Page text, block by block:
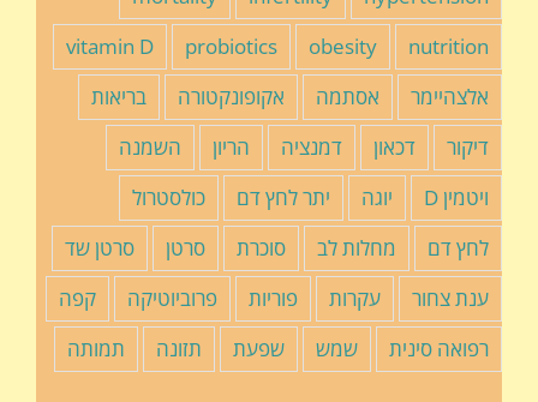
nutrition
obesity
probiotics
vitamin D
אלצהיימר
אסתמה אקופונקטורה
בריאות
דיקור
דכאון דמנציה הריון
השמנה
ויטמין D
יוגה יתר לחץ דם
כולסטרול
לחץ דם
מחלות לב סוכרת סרטן
סרטן שד
ענת צחור
עקרות פוריות פרוביוטיקה
קפה
רפואה סינית
שמש שפעת תזונה תמותה